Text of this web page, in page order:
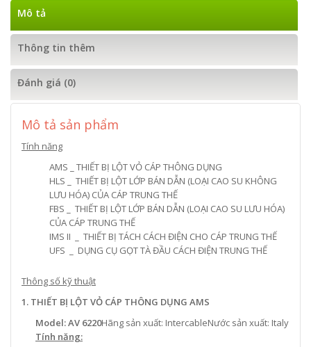
Mô tả
Thông tin thêm
Đánh giá (0)
Mô tả sản phẩm
Tính năng
AMS _ THIẾT BỊ LỘT VỎ CÁP THÔNG DỤNG
HLS _ THIẾT BỊ LỘT LỚP BÁN DẪN (LOẠI CAO SU KHÔNG
LƯU HÓA) CỦA CÁP TRUNG THẾ
FBS _ THIẾT BỊ LỘT LỚP BÁN DẪN (LOẠI CAO SU LƯU HÓA)
CỦA CÁP TRUNG THẾ
IMS II _ THIẾT BỊ TÁCH CÁCH ĐIỆN CHO CÁP TRUNG THẾ
UFS _ DỤNG CỤ GỌT TÀ ĐẦU CÁCH ĐIỆN TRUNG THẾ
Thông số kỹ thuật
1. THIẾT BỊ LỘT VỎ CÁP THÔNG DỤNG AMS
Model: AV 6220Hãng sản xuất: IntercableNước sản xuất: Italy
Tính năng: